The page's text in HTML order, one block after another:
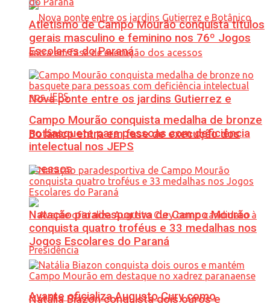
Nova ponte entre os jardins Gutierrez e
Botânico entra em fase de execução dos
acessos
Avante oficializa Augusto Cury como
Atletismo de Campo Mourão conquista títulos
gerais masculino e feminino nos 76º Jogos
Escolares do Paraná
Campo Mourão conquista medalha de bronze
no basquete para pessoas com deficiência
intelectual nos JEPS
Natação paradesportiva de Campo Mourão
conquista quatro troféus e 33 medalhas nos
Jogos Escolares do Paraná
Natália Biazon conquista dois ouros e